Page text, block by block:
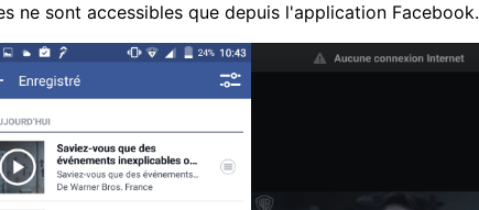
ne sont accessibles que depuis l'application Facebook.